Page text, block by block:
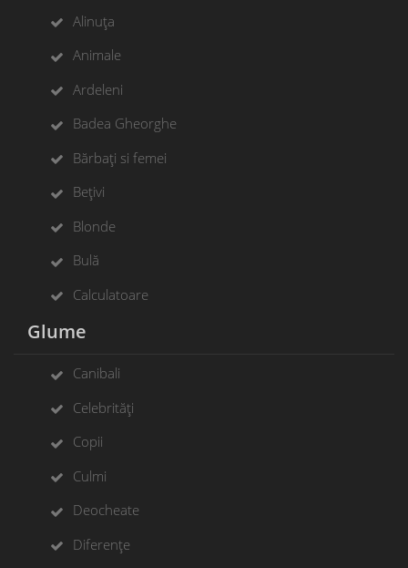
Alinuța
Animale
Ardeleni
Badea Gheorghe
Bărbați si femei
Bețivi
Blonde
Bulă
Calculatoare
Glume
Canibali
Celebrități
Copii
Culmi
Deocheate
Diferențe